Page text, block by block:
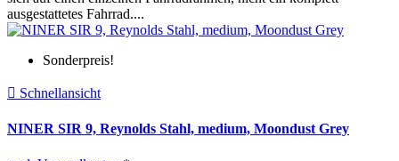
ausgestattetes Fahrrad....
Sonderpreis!
 Schnellansicht
NINER SIR 9, Reynolds Stahl, medium, Moondust Grey